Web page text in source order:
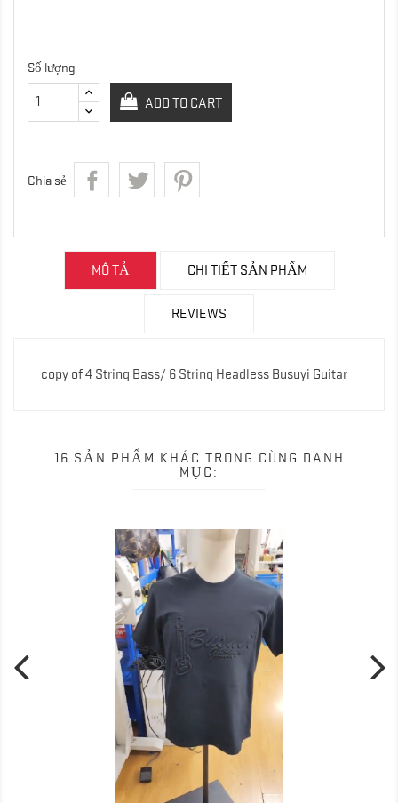
Số lượng
ADD TO CART
Chia sẻ
MÔ TẢ CHI TIẾT SẢN PHẨM
REVIEWS
copy of 4 String Bass/ 6 String Headless Busuyi Guitar
16 SẢN PHẨM KHÁC TRONG CÙNG DANH
MỤC: